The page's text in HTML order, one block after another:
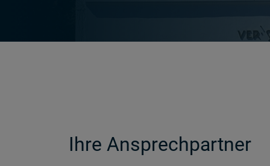
Ihre Ansprechpartner